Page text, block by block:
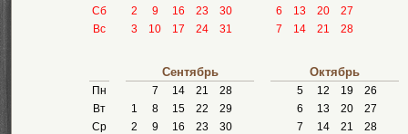
Сб
Вс
2
9 16 23
30
3
10 17 24 31
6
13 20
27
7
14 21 28
Пн
Вт
Ср
Сентябрь
7 14 21
28
1
8 15 22
29
2
9 16 23
30
Октябрь
5 12 19
26
6
13 20
27
7
14 21
28